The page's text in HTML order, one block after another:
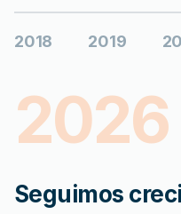
2018 2019
2026
Seguimos